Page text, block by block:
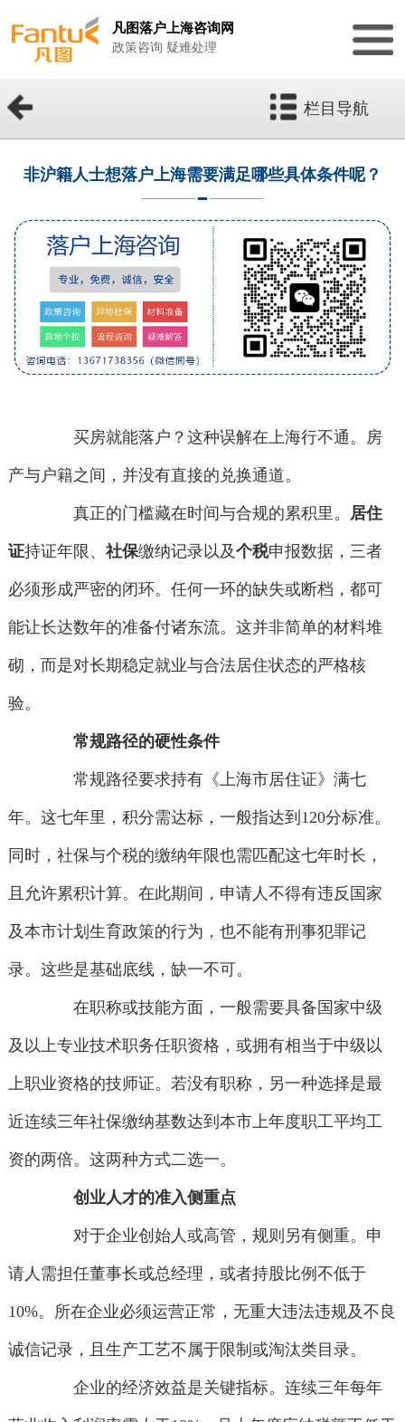
凡图落户上海咨询网
政策咨询 疑难处理
栏目导航
非沪籍人士想落户上海需要满足哪些具体条件呢？
买房就能落户？这种误解在上海行不通。房
产与户籍之间，并没有直接的兑换通道。
真正的门槛藏在时间与合规的累积里。 居住
证持证年限、 社保缴纳记录以及个税申报数据，三者
必须形成严密的闭环。任何一环的缺失或断档，都可
能让长达数年的准备付诸东流。这并非简单的材料堆
砌，而是对长期稳定就业与合法居住状态的严格核
验。
常规路径的硬性条件
常规路径要求持有《上海市居住证》满七
年。这七年里，积分需达标，一般指达到120分标准。
同时，社保与个税的缴纳年限也需匹配这七年时长，
且允许累积计算。在此期间，申请人不得有违反国家
及本市计划生育政策的行为，也不能有刑事犯罪记
录。这些是基础底线，缺一不可。
在职称或技能方面，一般需要具备国家中级
及以上专业技术职务任职资格，或拥有相当于中级以
上职业资格的技师证。若没有职称，另一种选择是最
近连续三年社保缴纳基数达到本市上年度职工平均工
资的两倍。这两种方式二选一。
创业人才的准入侧重点
对于企业创始人或高管，规则另有侧重。申
请人需担任董事长或总经理，或者持股比例不低于
10%。所在企业必须运营正常，无重大违法违规及不良
诚信记录，且生产工艺不属于限制或淘汰类目录。
企业的经济效益是关键指标。连续三年每年